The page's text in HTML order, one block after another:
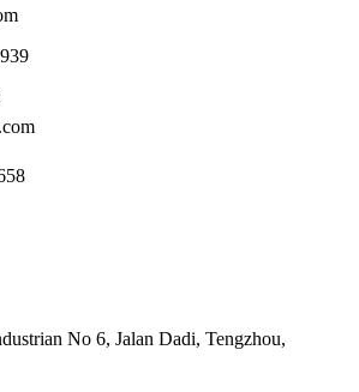
No 6, Jalan Dadi, Tengzhou,